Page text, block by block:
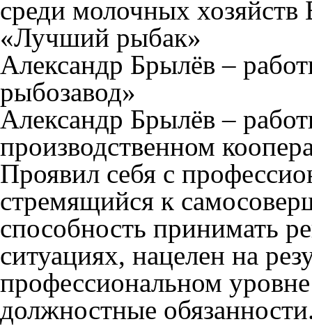
среди молочных хозяйств
«Лучший рыбак»
Александр Брылёв –
рыбозавод»
Александр Брылёв –
производственном
Проявил себя с
стремящийся к
способность принимать
ситуациях, нацелен на
профессиональном
должностные